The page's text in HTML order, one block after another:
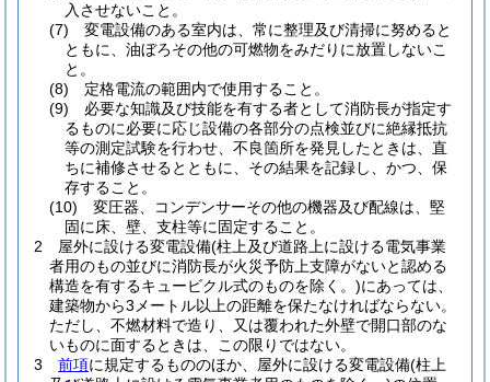
入させないこと。
(7)
変電設備のある室内は、常に整理及び清掃に努めると
ともに、油ぼろその他の可燃物をみだりに放置しないこ
と。
(8)
定格電流の範囲内で使用すること。
(9)
必要な知識及び技能を有する者として消防長が指定す
るものに必要に応じ設備の各部分の点検並びに絶縁抵抗
等の測定試験を行わせ、不良箇所を発見したときは、直
ちに補修させるとともに、その結果を記録し、かつ、保
存すること。
(10)
変圧器、コンデンサーその他の機器及び配線は、堅
固に床、壁、支柱等に固定すること。
2
屋外に設ける変電設備(柱上及び道路上に設ける電気事業
者用のもの並びに消防長が火災予防上支障がないと認める
構造を有するキュービクル式のものを除く。)にあっては、
建築物から3メートル以上の距離を保たなければならない。
ただし、不燃材料で造り、又は覆われた外壁で開口部のな
いものに面するときは、この限りではない。
3
前項に規定するもののほか、屋外に設ける変電設備(柱上